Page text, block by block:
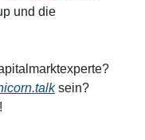
und die
sein?